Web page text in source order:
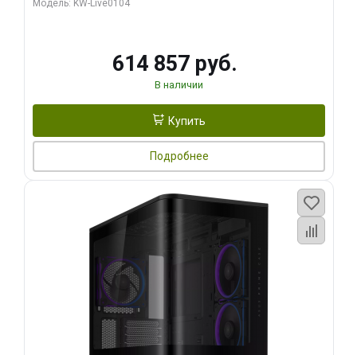
Модель: KW-Live0104
614 857 руб.
В наличии
Купить
Подробнее